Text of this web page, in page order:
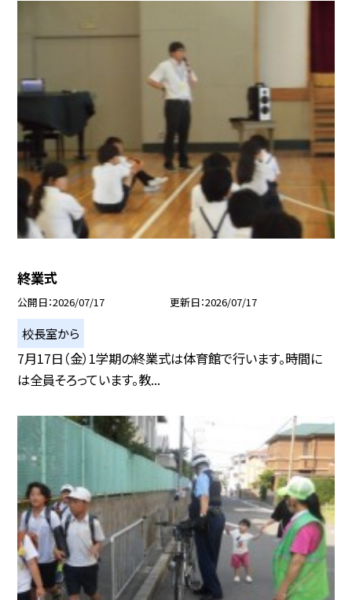
終業式
公開日 2026/07/17 更新日 2026/07/17
校長室から
7月17日（金）1学期の終業式は体育館で行います。時間に
は全員そろっています。教...